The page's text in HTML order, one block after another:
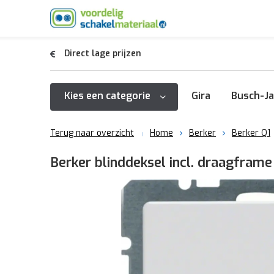
Direct lage prijzen
Kies een categorie Gira Busch-
Terug naar overzicht Home Berker Berker Q1
Berker blinddeksel incl.